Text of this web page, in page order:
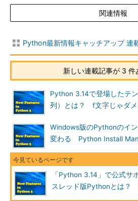
関連情報
Python最新情報キャッチアップ 連
新しい連載記事が 3 件
Python 3.14で登場したテ
列）とは？ f文字じゃダメ
Windows版のPythonのイ
変わる Python Install
「Python 3.14」で公式サ
スレッド版Pythonとは？